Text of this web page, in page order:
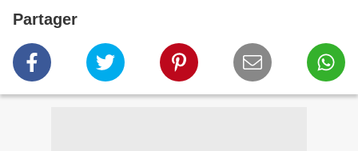
Partager